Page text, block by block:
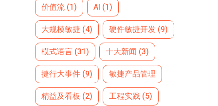
价值流 (1) AI (1)
大规模敏捷 (4) 硬件敏捷开发 (9)
模式语言 (31) 十大新闻 (3)
捷行大事件 (9)
敏捷产品管理
精益及看板 (2) 工程实践 (5)